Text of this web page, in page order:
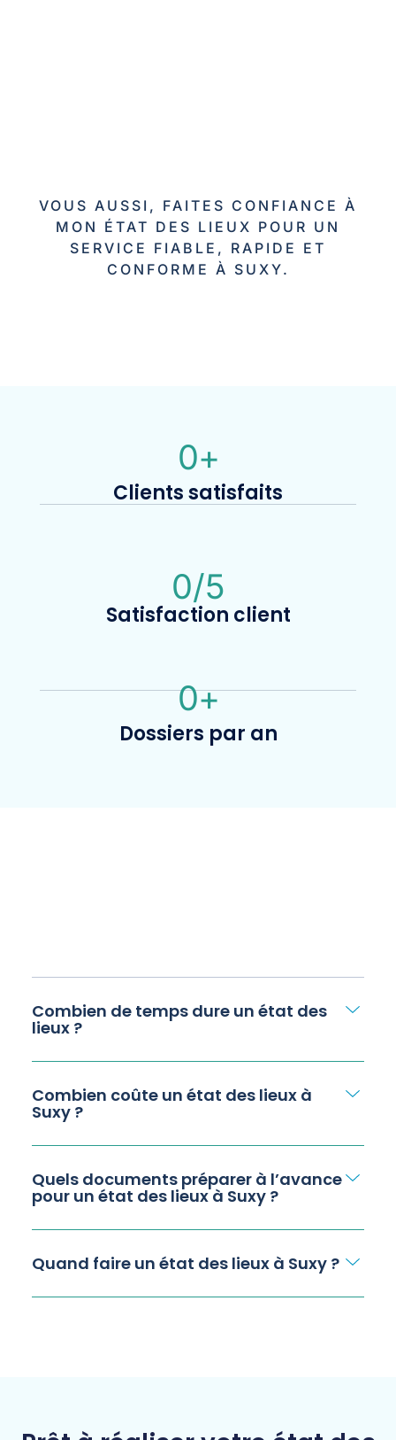
VOUS AUSSI, FAITES CONFIANCE À
MON ÉTAT DES LIEUX POUR UN
SERVICE FIABLE, RAPIDE ET
CONFORME À SUXY.
Clients satisfaits
0+
Satisfaction client
0/5
Dossiers par an
0+
Combien de temps dure un état des
lieux ?
Combien coûte un état des lieux à
Suxy ?
Quels documents préparer à l’avance
pour un état des lieux à Suxy ?
Quand faire un état des lieux à Suxy ?